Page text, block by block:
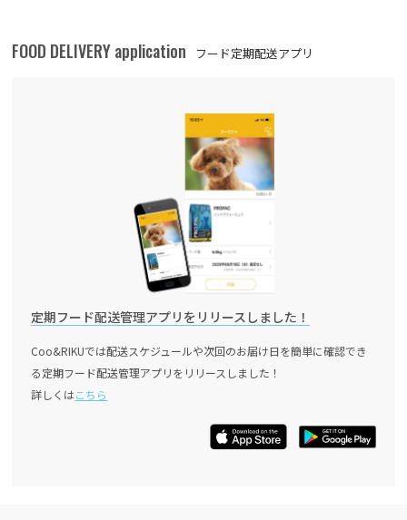
FOOD DELIVERY application フード定期配送アプリ
定期フード配送管理アプリをリリースしました！
Coo&RIKUでは配送スケジュールや次回のお届け日を簡単に確認でき
る定期フード配送管理アプリをリリースしました！
詳しくはこちら